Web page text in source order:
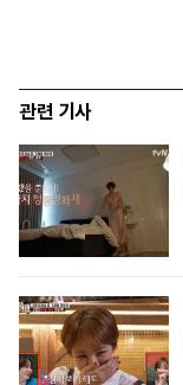
관련 기사